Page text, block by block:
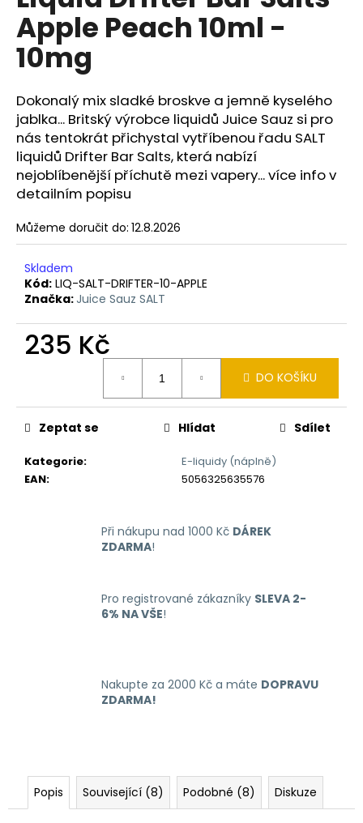
0,0
z
5
hvězdiček.
Apple Peach 10ml -
10mg
Dokonalý mix sladké broskve a jemně kyselého
jablka... Britský výrobce liquidů Juice Sauz si pro
nás tentokrát přichystal vytříbenou řadu SALT
liquidů Drifter Bar Salts, která nabízí
nejoblíbenější příchutě mezi vapery... více info v
detailním popisu
Můžeme doručit do: 12.8.2026
Skladem
Kód: LIQ-SALT-DRIFTER-10-APPLE
Značka:Juice Sauz SALT
235 Kč
DO KOŠÍKU
Kategorie:
E-liquidy (náplně)
EAN: 5056325635576
Zeptat se Hlídat Sdílet
Při nákupu nad 1000 Kč DÁREK
ZDARMA!
Pro registrované zákazníky SLEVA 2-
6% NA VŠE!
Nakupte za 2000 Kč a máte DOPRAVU
ZDARMA!
Popis Související (8) Podobné (8) Diskuze
a
j
í
?
D
o
p
r
u
j
e
m
e